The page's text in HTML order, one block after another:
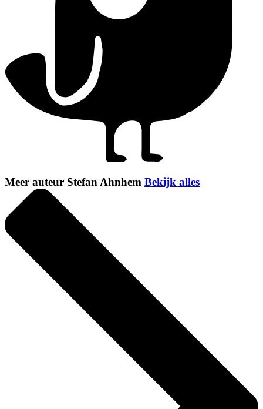
Meer auteur Stefan Ahnhem Bekijk alles